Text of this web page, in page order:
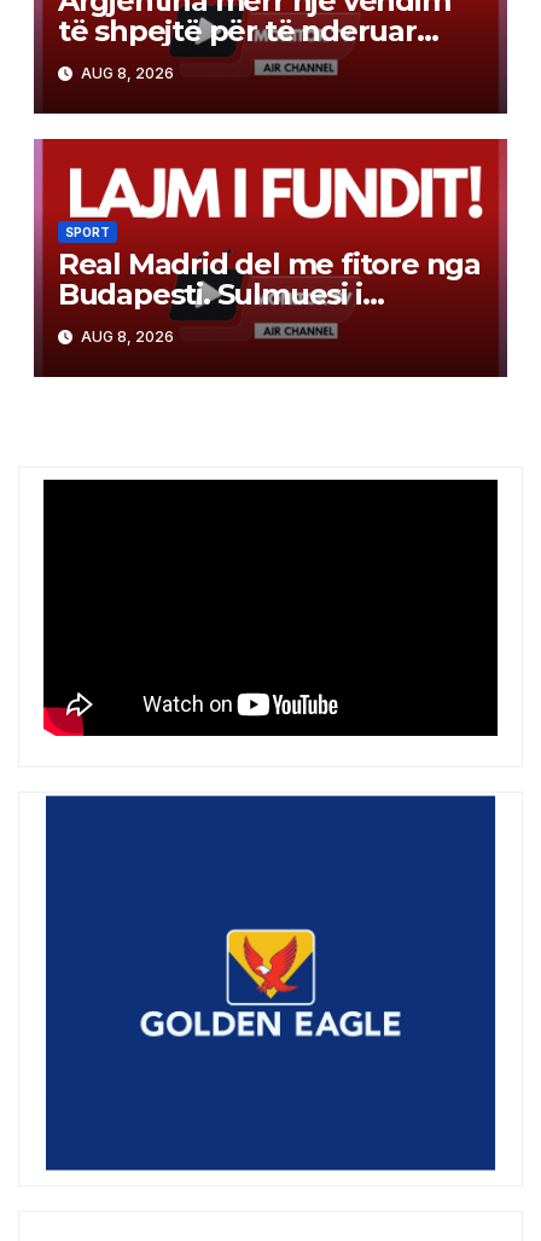
të shpejtë për të nderuar
babanë e Messit. Hyn direkt
në fuqi
AUG 8, 2026
SPORT
Real Madrid del me fitore nga
Budapesti. Sulmuesi i
transferuar këtë verë e bën
“sefte” (video)
AUG 8, 2026